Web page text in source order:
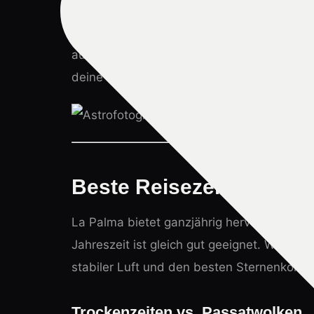
auf die Insel wirklich besonders machen.
deine Reise optimal vorbereiten kannst.
Beste Reisezeit für
La Palma bietet ganzjährig
Jahreszeit ist gleich gut geeignet. Wer
stabiler Luft und den besten